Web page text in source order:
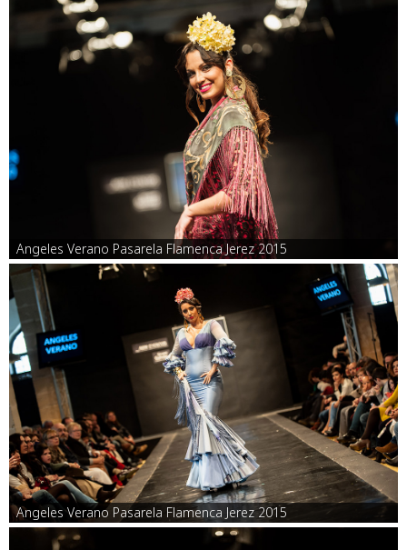
Angeles Verano Pasarela Flamenca Jerez 2015
Angeles Verano Pasarela Flamenca Jerez 2015